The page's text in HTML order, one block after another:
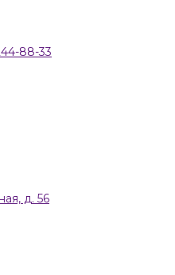
88-33
д. 56